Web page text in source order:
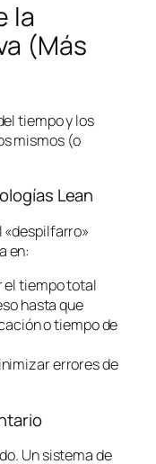
la
(Más
tiempo y los
mismos (o
Lean
«despilfarro»
en:
el tiempo total
hasta que
o tiempo de
errores de
Un sistema de